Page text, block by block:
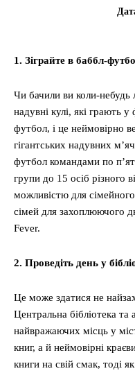
1. Зіграйте в баббл-
Чи бачили ви коли-небудь
надувні кулі, які грають
футбол, і це неймовірно
гігантських надувних
футбол командами по
групи до 15 осіб різного
можливістю для
сімей для захоплюючого
Fever.
2. Проведіть день у
Це може здатися не
Центральна бібліотека
найвражаючих місць у
книг, а й неймовірні
книги на свій смак, тоді